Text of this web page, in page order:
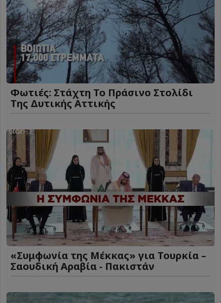
Φωτιές: Στάχτη Το Πράσινο Στολίδι
Της Δυτικής Αττικής
«Συμφωνία της Μέκκας» για Τουρκία –
Σαουδική Αραβία - Πακιστάν